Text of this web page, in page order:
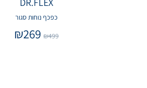
כפכף נוחות סגור
₪499
₪269